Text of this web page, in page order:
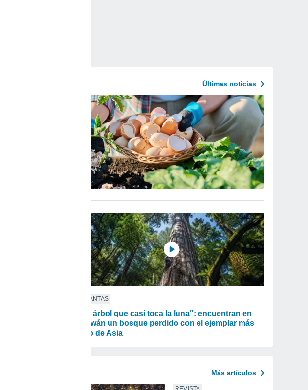
Últimas noticias
PLANTAS
"El árbol que casi toca la luna": encuentran en
Taiwán un bosque perdido con el ejemplar más
alto de Asia
Más artículos
REVISTA